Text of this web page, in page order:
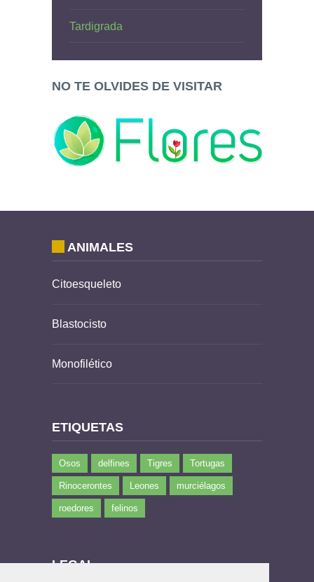
Tardigrada
NO TE OLVIDES DE VISITAR
ANIMALES
Citoesqueleto
Blastocisto
Monofilético
ETIQUETAS
Osos delfines Tigres Tortugas
Rinocerontes Leones murciélagos
roedores felinos
LEGAL